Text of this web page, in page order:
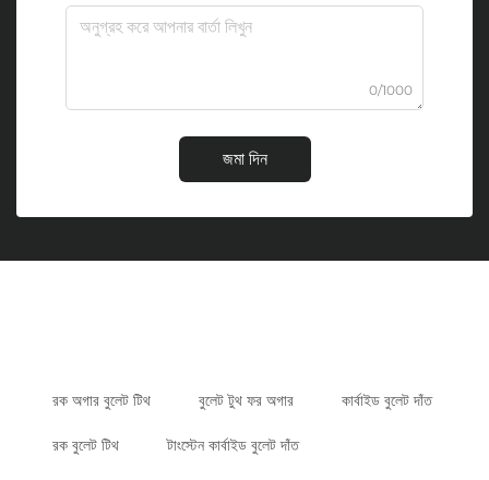
0/1000
জমা দিন
রক অগার বুলেট টিথ বুলেট টুথ ফর অগার কার্বাইড বুলেট দাঁত
রক বুলেট টিথ টাংস্টেন কার্বাইড বুলেট দাঁত